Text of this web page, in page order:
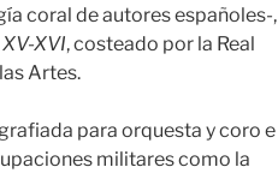
coral de autores españoles-,
XVI, costeado por la Real
Artes.
para orquesta y coro e
militares como la